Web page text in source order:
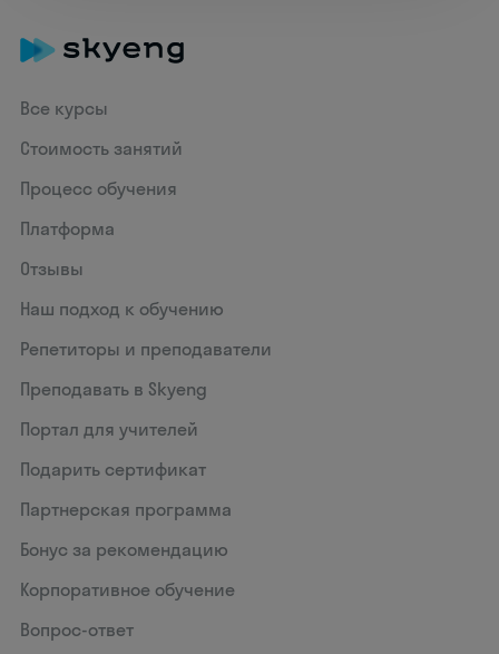
Все курсы
Стоимость занятий
Процесс обучения
Платформа
Отзывы
Наш подход к обучению
Репетиторы и преподаватели
Преподавать в Skyeng
Портал для учителей
Подарить сертификат
Партнерская программа
Бонус за рекомендацию
Корпоративное обучение
Вопрос-ответ